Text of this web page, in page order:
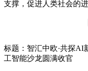
支撑，促进人类社会的进
标题：智汇中欧·共探
工智能沙龙圆满收官